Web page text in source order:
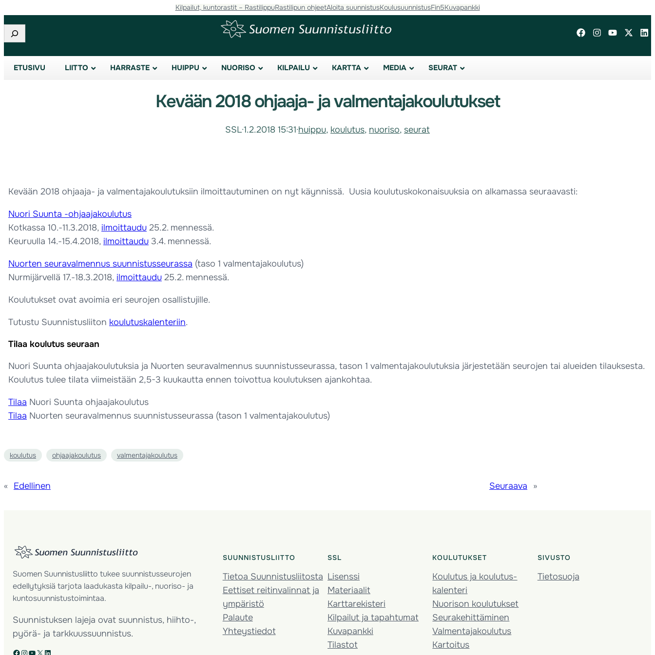
Kilpailut, kuntorastit – RastilippuRastilipun ohjeetAloita suunnistusKoulusuunnistusFin5Kuvapankki
Etsi
ETUSIVU LIITTO HARRASTE HUIPPU NUORISO KILPAILU KARTTA MEDIA SEURAT
Kevään 2018 ohjaaja- ja valmentajakoulutukset
SSL·1.2.2018 15:31·huippu, koulutus, nuoriso, seurat
Kevään 2018 ohjaaja- ja valmentajakoulutuksiin ilmoittautuminen on nyt käynnissä. Uusia koulutuskokonaisuuksia on alkamassa seuraavasti:
Nuori Suunta -ohjaajakoulutus
Kotkassa 10.-11.3.2018, ilmoittaudu 25.2. mennessä.
Keuruulla 14.-15.4.2018, ilmoittaudu 3.4. mennessä.
Nuorten seuravalmennus suunnistusseurassa (taso 1 valmentajakoulutus)
Nurmijärvellä 17.-18.3.2018, ilmoittaudu 25.2. mennessä.
Koulutukset ovat avoimia eri seurojen osallistujille.
Tutustu Suunnistusliiton koulutuskalenteriin.
Tilaa koulutus seuraan
Nuori Suunta ohjaajakoulutuksia ja Nuorten seuravalmennus suunnistusseurassa, tason 1 valmentajakoulutuksia järjestetään seurojen tai alueiden tilauksesta.
Koulutus tulee tilata viimeistään 2,5-3 kuukautta ennen toivottua koulutuksen ajankohtaa.
Tilaa Nuori Suunta ohjaajakoulutus
Tilaa Nuorten seuravalmennus suunnistusseurassa (tason 1 valmentajakoulutus)
koulutus ohjaajakoulutus valmentajakoulutus
« Edellinen Seuraava »
Suomen Suunnistusliitto tukee suunnistusseurojen
edellytyksiä tarjota laadukasta kilpailu-, nuoriso- ja
kuntosuunnistustoimintaa.
Suunnistuksen lajeja ovat suunnistus, hiihto-,
pyörä- ja tarkkuussuunnistus.
Facebook Instagram YouTube X LinkedIn
SUUNNISTUSLIITTO
Tietoa Suunnistusliitosta
Eettiset reitinvalinnat ja
ympäristö
Palaute
Yhteystiedot
SSL
Lisenssi
Materiaalit
Karttarekisteri
Kilpailut ja tapahtumat
Kuvapankki
Tilastot
KOULUTUKSET
Koulutus ja koulutus­
kalenteri
Nuorison koulutukset
Seura­kehittäminen
Valmentaja­koulutus
Kartoitus
SIVUSTO
Tietosuoja